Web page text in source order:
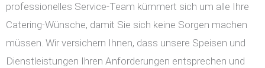
professionelles Service-Team kümmert sich um alle Ihre
Catering-Wünsche, damit Sie sich keine Sorgen machen
müssen. Wir versichern Ihnen, dass unsere Speisen und
Dienstleistungen Ihren Anforderungen entsprechen und